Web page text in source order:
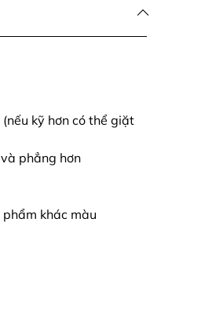
kỹ hơn có thể giặt
phẳng hơn
khác màu